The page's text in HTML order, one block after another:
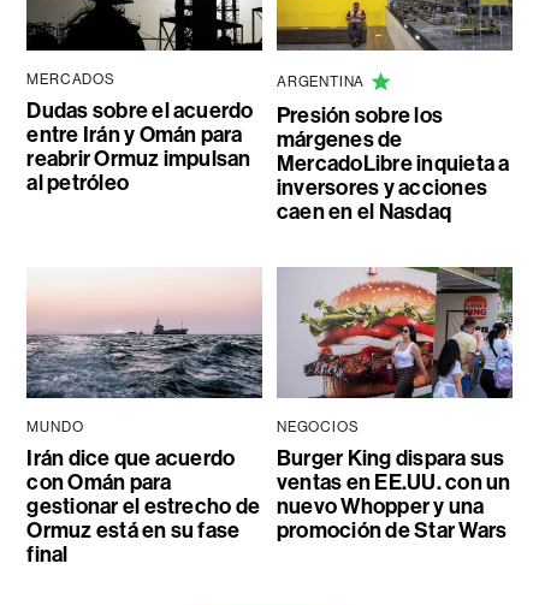
MERCADOS
Dudas sobre el acuerdo
entre Irán y Omán para
reabrir Ormuz impulsan
al petróleo
ARGENTINA
Presión sobre los
márgenes de
MercadoLibre inquieta a
inversores y acciones
caen en el Nasdaq
MUNDO
Irán dice que acuerdo
con Omán para
gestionar el estrecho de
Ormuz está en su fase
final
NEGOCIOS
Burger King dispara sus
ventas en EE.UU. con un
nuevo Whopper y una
promoción de Star Wars